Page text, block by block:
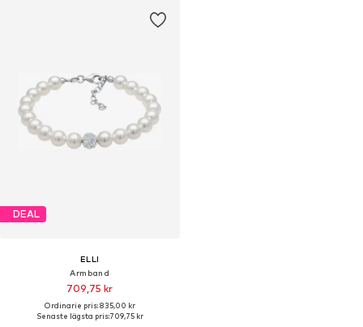
DEAL
ELLI
Armband
709,75 kr
Ordinarie pris: 835,00 kr
Senaste lägsta pris:709,75 kr